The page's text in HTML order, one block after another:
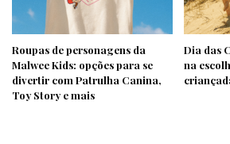
Roupas de personagens da
Malwee Kids: opções para se
divertir com Patrulha Canina,
Toy Story e mais
Dia das
na